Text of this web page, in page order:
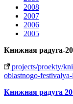
2008
2007
2006
2005
Книжная радуга-
projects/proekty/
oblastnogo-
Книжная радуга